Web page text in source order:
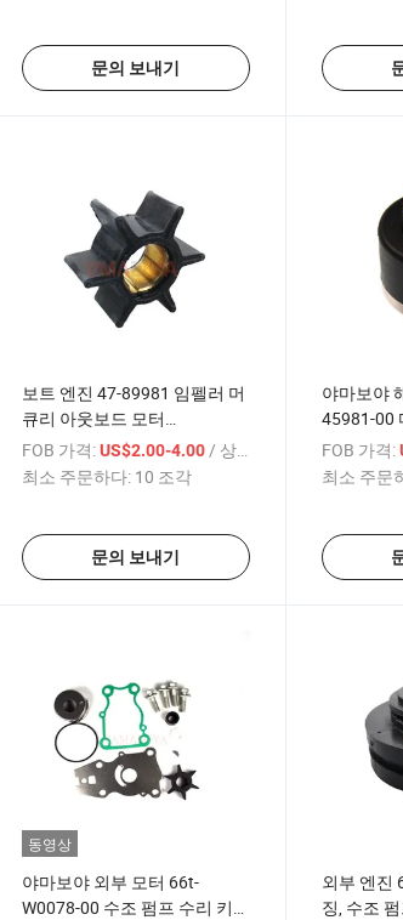
문의 보내기
보트 엔진 47-89981 임펠러 머
큐리 아웃보드 모터
50/55/60HP
FOB 가격: US$2.00-4.00 / 상품
최소 주문하다: 10 조각
문의 보내기
야마보야
45981-00
야마하 보
40/50/
FOB 가격:
최소 주문
동영상
야마보야 외부 모터 66t-
W0078-00 수조 펌프 수리 키
외부 엔진
징, 수조